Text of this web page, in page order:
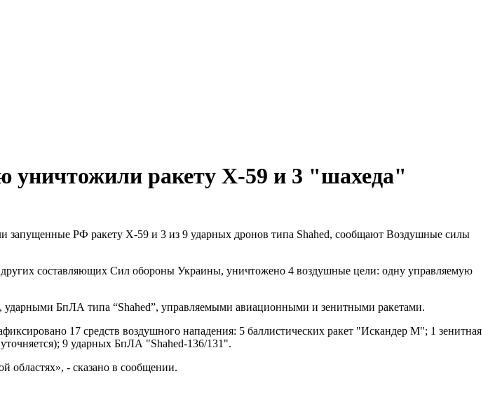
ракету Х-59 и 3 "шахеда"
РФ ракету Х-59 и 3 из 9 ударных дронов типа Shahed, сообщают Воздушные силы
составляющих Сил обороны Украины, уничтожено 4 воздушные цели: одну управляемую
БпЛА типа “Shahed”, управляемыми авиационными и зенитными ракетами.
17 средств воздушного нападения: 5 баллистических ракет "Искандер М"; 1 зенитная
9 ударных БпЛА "Shahed-136/131".
областях», - сказано в сообщении.